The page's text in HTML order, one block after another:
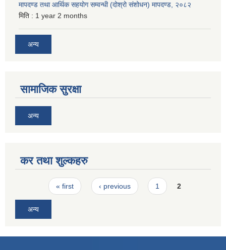
मापदण्ड तथा आर्थिक सहयोग सम्वन्धी (दोश्रो संशोधन) मापदण्ड, २०८२
मिति : 1 year 2 months
अन्य
सामाजिक सुरक्षा
अन्य
कर तथा शुल्कहरु
Pages« first ‹ previous 1 2
अन्य